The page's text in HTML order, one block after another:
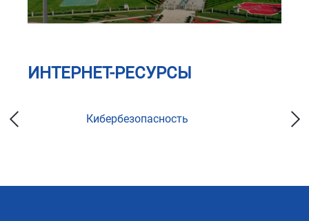
ИНТЕРНЕТ-РЕСУРСЫ
Кибербезопасность